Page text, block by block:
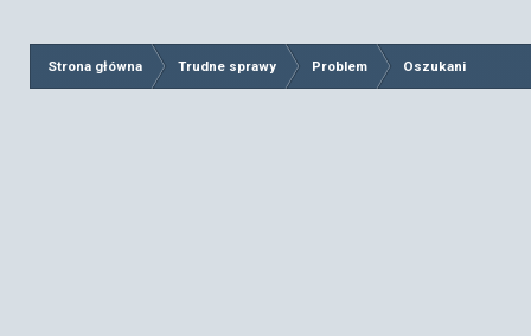
Strona główna Trudne sprawy Problem Oszukani